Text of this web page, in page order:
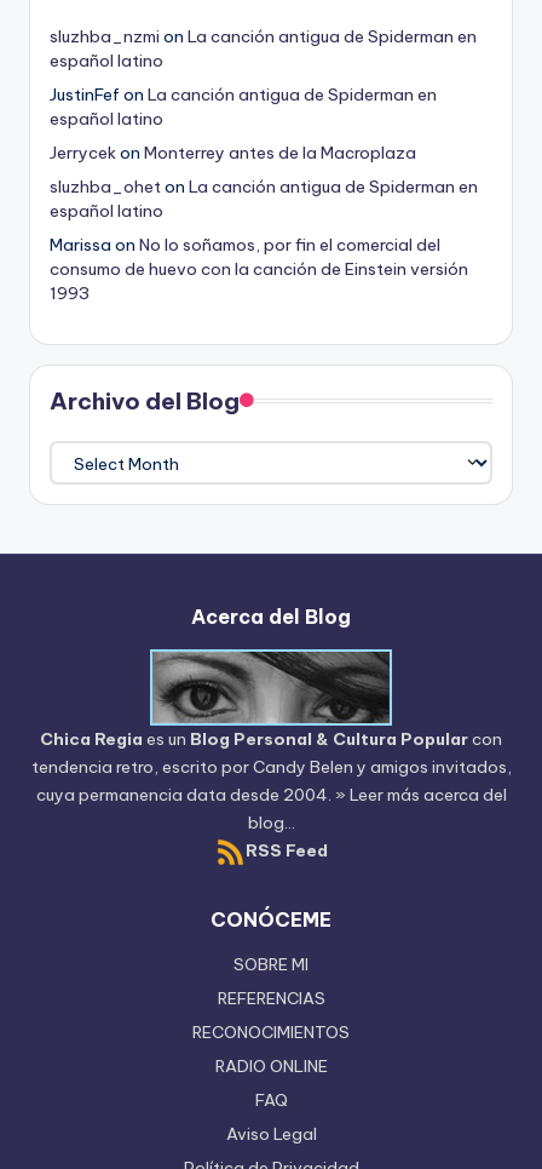
sluzhba_nzmi on La canción antigua de Spiderman en
español latino
JustinFef on La canción antigua de Spiderman en
español latino
Jerrycekon Monterrey antes de la Macroplaza
sluzhba_ohet on La canción antigua de Spiderman en
español latino
Marissa on No lo soñamos, por fin el comercial del
consumo de huevo con la canción de Einstein versión
1993
Archivo del Blog
Archivo
del
Blog
Acerca del Blog
Chica Regia es un Blog Personal & Cultura Popularcon
tendencia retro, escrito porCandy Belen y amigos invitados,
cuya permanencia data desde 2004. » Leer más acerca del
blog...
RSS Feed
CONÓCEME
SOBRE MI
REFERENCIAS
RECONOCIMIENTOS
RADIO ONLINE
FAQ
Aviso Legal